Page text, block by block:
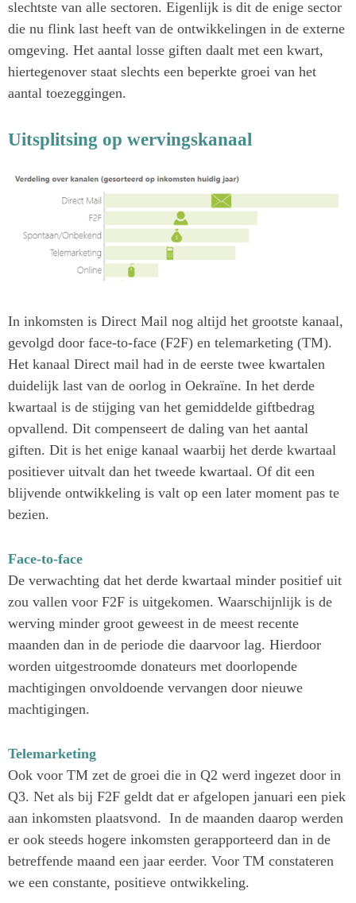
slechtste van alle sectoren. Eigenlijk is dit de enige sector
die nu flink last heeft van de ontwikkelingen in de externe
omgeving. Het aantal losse giften daalt met een kwart,
hiertegenover staat slechts een beperkte groei van het
aantal toezeggingen.
Uitsplitsing op wervingskanaal
In inkomsten is Direct Mail nog altijd het grootste kanaal,
gevolgd door face-to-face (F2F) en telemarketing (TM).
Het kanaal Direct mail had in de eerste twee kwartalen
duidelijk last van de oorlog in Oekraïne. In het derde
kwartaal is de stijging van het gemiddelde giftbedrag
opvallend. Dit compenseert de daling van het aantal
giften. Dit is het enige kanaal waarbij het derde kwartaal
positiever uitvalt dan het tweede kwartaal. Of dit een
blijvende ontwikkeling is valt op een later moment pas te
bezien.
Face-to-face
De verwachting dat het derde kwartaal minder positief uit
zou vallen voor F2F is uitgekomen. Waarschijnlijk is de
werving minder groot geweest in de meest recente
maanden dan in de periode die daarvoor lag. Hierdoor
worden uitgestroomde donateurs met doorlopende
machtigingen onvoldoende vervangen door nieuwe
machtigingen.
Telemarketing
Ook voor TM zet de groei die in Q2 werd ingezet door in
Q3. Net als bij F2F geldt dat er afgelopen januari een piek
aan inkomsten plaatsvond. In de maanden daarop werden
er ook steeds hogere inkomsten gerapporteerd dan in de
betreffende maand een jaar eerder. Voor TM constateren
we een constante, positieve ontwikkeling.